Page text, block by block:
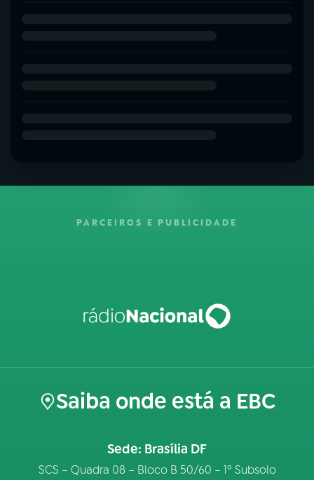
PARCEIROS E PUBLICIDADE
Saiba onde está a EBC
Sede: Brasília DF
SCS – Quadra 08 – Bloco B 50/60 – 1º Subsolo